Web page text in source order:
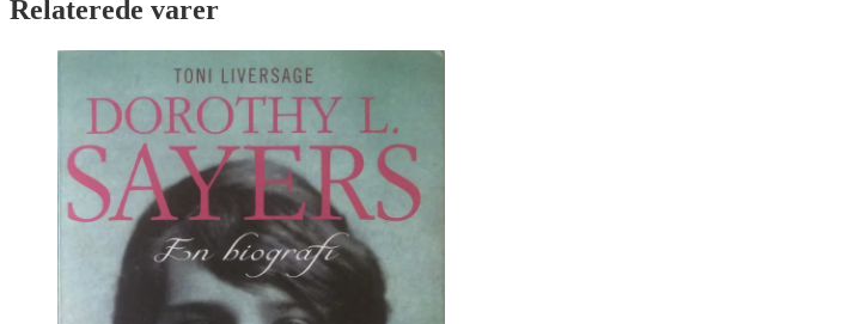
Relaterede varer